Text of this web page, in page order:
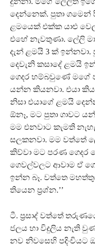
දෙන්නෙක්. පුතා ගමෙන්
ළමයෙක් එක්ක යාළු
එහේ නැවතුණා. ලේලි
දැන් ළමයි 3 ක්
දෙවැනි කසාදේ ළමයි
ගෙදර හම්බවුණේ මගේ
යන්න කියනවා. එයා
නිසා එයාගේ ළමයි
ඕනෑ, මට පුතා ගාවට
මම එනවාට කැමති
සලකනවා. මම වත්තේ
කිව්වා මට පරණ ගෙදර
ගෙවල්වලට ආවාම ඒ
ඉන්න බෑ. වත්තෙ
තියෙන ප‍්‍රශ්න.’’
ටී. ප‍්‍රසාද් වත්තේ
ජලය හා විදුලිය නැති
නව නිවසෙහි පදිංචියට